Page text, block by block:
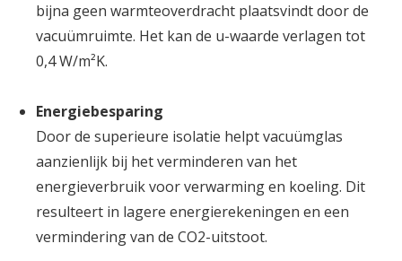
bijna geen warmteoverdracht plaatsvindt door de
vacuümruimte. Het kan de u-waarde verlagen tot
0,4 W/m²K.
Energiebesparing
Door de superieure isolatie helpt vacuümglas
aanzienlijk bij het verminderen van het
energieverbruik voor verwarming en koeling. Dit
resulteert in lagere energierekeningen en een
vermindering van de CO2-uitstoot.